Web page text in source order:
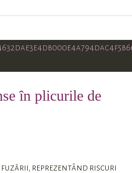
în plicurile de
reprezentând riscuri